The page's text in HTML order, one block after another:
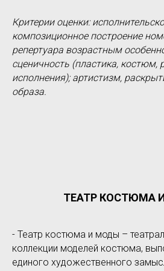
Критерии оценки:
композиционное построение
репертуара возрастным
сценичность (пластика, костюм,
исполнения); артистизм,
образа.
ТЕАТР КОСТЮМА
- Театр костюма и моды –
коллекции моделей костюма,
единого художественного